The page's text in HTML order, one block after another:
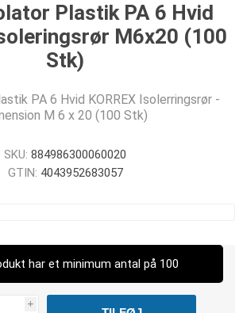
Plastik PA 6 Hvid
M6x20 (100
Stk)
PA 6 Hvid KORREX Isolerringsrør -
M 6 x 20 (100 Stk)
SKU: 884986300060020
GTIN: 4043952683057
har et minimum antal på 100
i